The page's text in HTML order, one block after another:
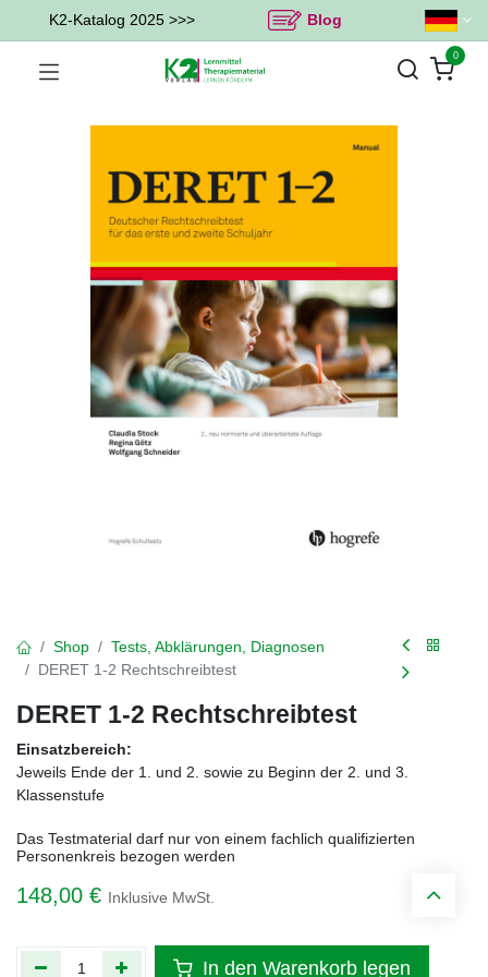
K2-Katalog 2025 >>> Blog
0
Shop
Tests, Abklärungen, Diagnosen
DERET 1-2 Rechtschreibtest
DERET 1-2 Rechtschreibtest
Einsatzbereich:
Jeweils Ende der 1. und 2. sowie zu Beginn der 2. und 3.
Klassenstufe
Das Testmaterial darf nur von einem fachlich qualifizierten
Personenkreis bezogen werden
148,00 € Inklusive MwSt.
In den Warenkorb legen